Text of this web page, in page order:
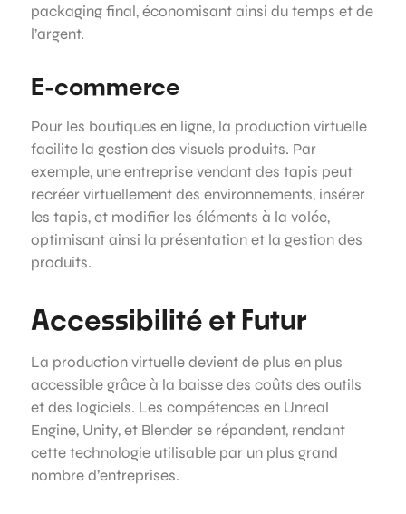
packaging final, économisant ainsi du temps et de
l’argent.
E-commerce
Pour les boutiques en ligne, la production virtuelle
facilite la gestion des visuels produits. Par
exemple, une entreprise vendant des tapis peut
recréer virtuellement des environnements, insérer
les tapis, et modifier les éléments à la volée,
optimisant ainsi la présentation et la gestion des
produits.
Accessibilité et Futur
La production virtuelle devient de plus en plus
accessible grâce à la baisse des coûts des outils
et des logiciels. Les compétences en Unreal
Engine, Unity, et Blender se répandent, rendant
cette technologie utilisable par un plus grand
nombre d’entreprises.